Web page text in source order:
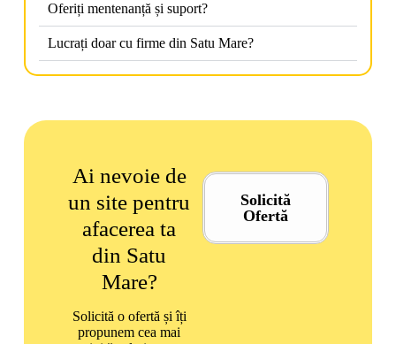
Oferiți mentenanță și suport?
Lucrați doar cu firme din Satu Mare?
Ai nevoie de
un site pentru
afacerea ta
din Satu
Mare?
Solicită o ofertă și îți
propunem cea mai
Solicită
Ofertă